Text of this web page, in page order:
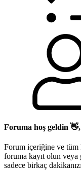
Foruma hoş geldin
Forum içeriğine ve
foruma kayıt olun
sadece birkaç